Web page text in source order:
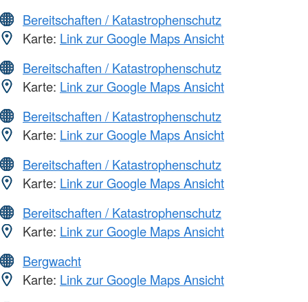
Bereitschaften / Katastrophenschutz
Karte: Link zur Google Maps Ansicht
Bereitschaften / Katastrophenschutz
Karte: Link zur Google Maps Ansicht
Bereitschaften / Katastrophenschutz
Karte: Link zur Google Maps Ansicht
Bereitschaften / Katastrophenschutz
Karte: Link zur Google Maps Ansicht
Bereitschaften / Katastrophenschutz
Karte: Link zur Google Maps Ansicht
Bergwacht
Karte: Link zur Google Maps Ansicht